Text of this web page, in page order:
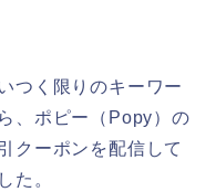
つく限りのキーワー
、ポピー（Popy）の
クーポンを配信して
た。